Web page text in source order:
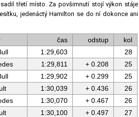
třetí místo. Za povšimnutí stojí výkon stáje
jedenáctý Hamilton se do ní dokonce ani
čas odstup
kol
1:29,603
28
1:29,811 + 0.208
25
1:29,902 + 0.299
25
1:30,039 + 0.436
26
1:30,070 + 0.467
26
1:30,100 + 0.497
27